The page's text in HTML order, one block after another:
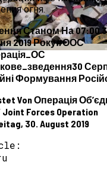
Что Стоит На
Безопасности
Киеве Появится Арт-
Человека»
огня.
Станом На 07:00
2019 Року#ООС
Формування
Von Операція
Forces Operation
30. August 2019